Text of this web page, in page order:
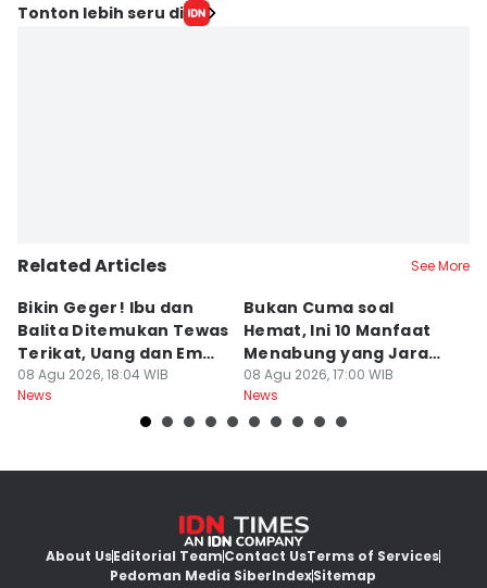
Tonton lebih seru di
Related Articles See More
Bikin Geger! Ibu dan
Balita Ditemukan Tewas
Terikat, Uang dan Emas
Hilang
08 Agu 2026, 18:04 WIB
News
Bukan Cuma soal
Hemat, Ini 10 Manfaat
Menabung yang Jarang
Disadari
08 Agu 2026, 17:00 WIB
News
About UsEditorial TeamContact UsTerms of Services
Pedoman Media SiberIndexSitemap